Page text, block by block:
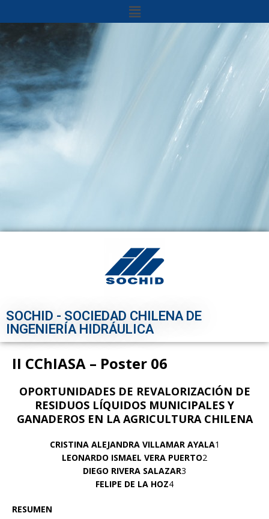
SOCHID - SOCIEDAD CHILENA DE
INGENIERÍA HIDRÁULICA
II CChIASA – Poster 06
OPORTUNIDADES DE REVALORIZACIÓN DE
RESIDUOS LÍQUIDOS MUNICIPALES Y
GANADEROS EN LA AGRICULTURA CHILENA
CRISTINA ALEJANDRA VILLAMAR AYALA1
LEONARDO ISMAEL VERA PUERTO2
DIEGO RIVERA SALAZAR3
FELIPE DE LA HOZ4
RESUMEN